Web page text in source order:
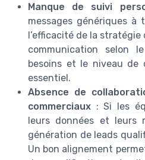
Manque de suivi
messages génériques à
l’efficacité de la
communication selon
besoins et le niveau de
essentiel.
Absence de
commerciaux : Si les
leurs données et leurs
génération de leads
Un bon alignement